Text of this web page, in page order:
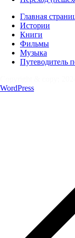
Главная
Истории
Книги
Фильмы
Музыка
Путеводитель
WordPress